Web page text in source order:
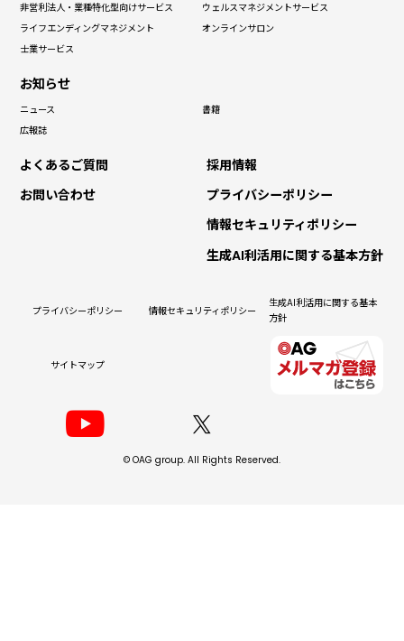
非営利法人・業種特化型向けサービス ウェルスマネジメントサービス
ライフエンディングマネジメント
オンラインサロン
士業サービス
お知らせ
ニュース
書籍
広報誌
よくあるご質問
お問い合わせ
採用情報
プライバシーポリシー
情報セキュリティポリシー
生成AI利活用に関する基本方針
プライバシーポリシー 情報セキュリティポリシー
生成AI利活用に関する基本
方針
サイトマップ
© OAG group. All Rights Reserved.